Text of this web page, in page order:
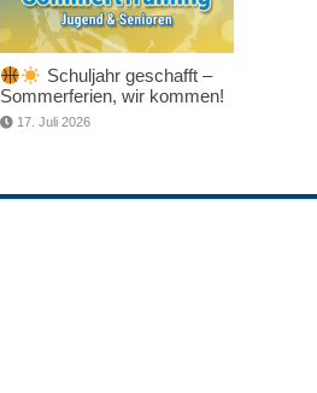
Schuljahr geschafft –
Sommerferien, wir kommen!
17. Juli 2026